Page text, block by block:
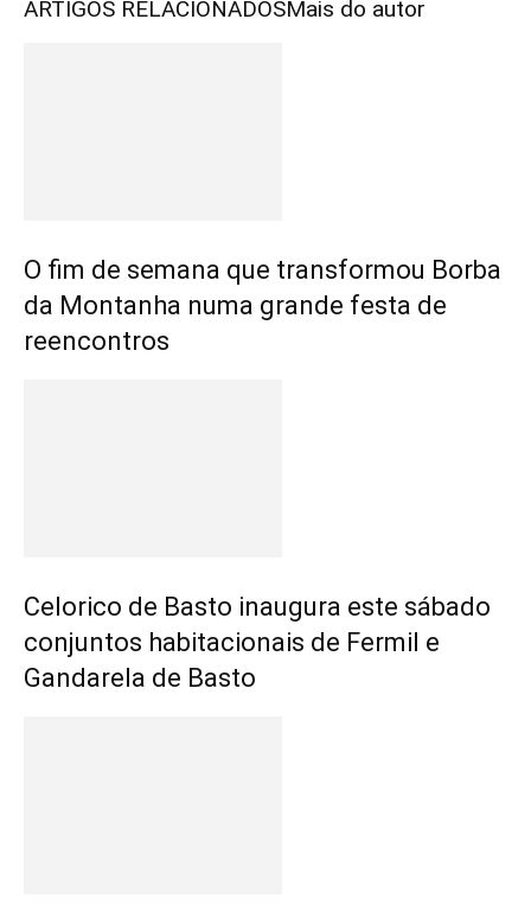
ARTIGOS RELACIONADOSMais do autor
O fim de semana que transformou Borba
da Montanha numa grande festa de
reencontros
Celorico de Basto inaugura este sábado
conjuntos habitacionais de Fermil e
Gandarela de Basto